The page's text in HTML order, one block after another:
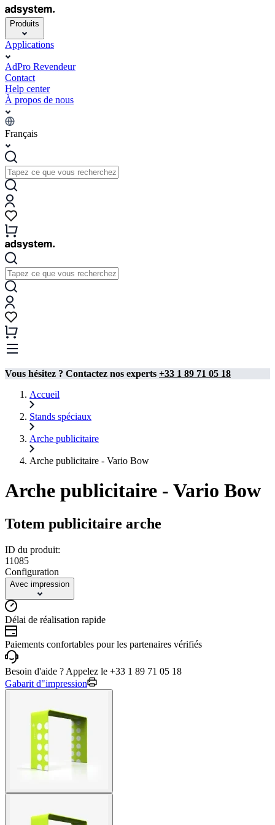
Produits
Applications
AdPro Revendeur
Contact
Help center
À propos de nous
Français
Vous hésitez ? Contactez nos experts +33 1 89 71 05 18
Accueil
Stands spéciaux
Arche publicitaire
Arche publicitaire - Vario Bow
Arche publicitaire - Vario Bow
Totem publicitaire arche
ID du produit:
11085
Configuration
Avec impression
Délai de réalisation rapide
Paiements confortables pour les partenaires vérifiés
Besoin d'aide ? Appelez le +33 1 89 71 05 18
Gabarit d"impression